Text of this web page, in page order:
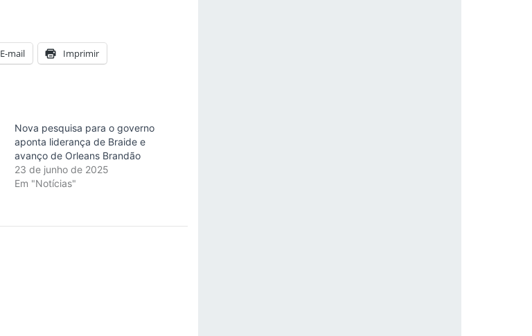
E-mail Imprimir
Nova pesquisa para o governo
aponta liderança de Braide e
avanço de Orleans Brandão
23 de junho de 2025
Em "Notícias"